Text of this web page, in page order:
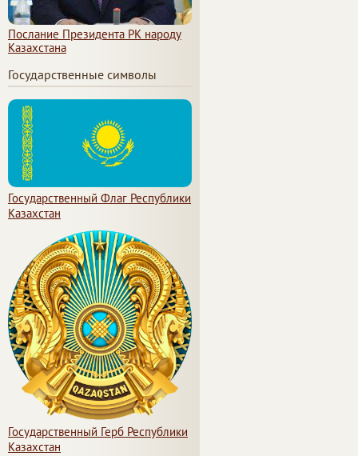
Послание Президента РК народу
Казахстана
Государственные символы
Государственный Флаг Республики
Казахстан
Государственный Герб Республики
Казахстан